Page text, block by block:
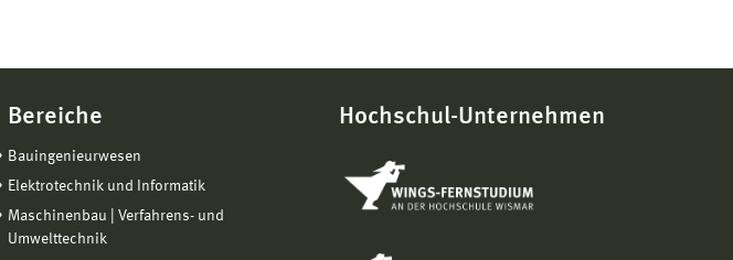
Bereiche
Bauingenieurwesen
Elektrotechnik und Informatik
Maschinenbau | Verfahrens- und
Umwelttechnik
Hochschul-Unternehmen